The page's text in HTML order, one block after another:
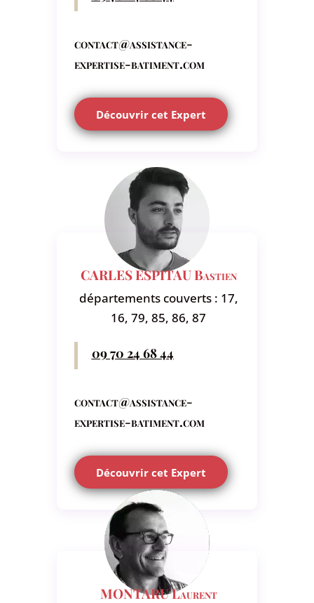
contact@assistance-
expertise-batiment.com
Découvrir cet Expert
CARLES ESPITAU Bastien
départements couverts : 17,
16, 79, 85, 86, 87
09 70 24 68 44
contact@assistance-
expertise-batiment.com
Découvrir cet Expert
MONTARU Laurent